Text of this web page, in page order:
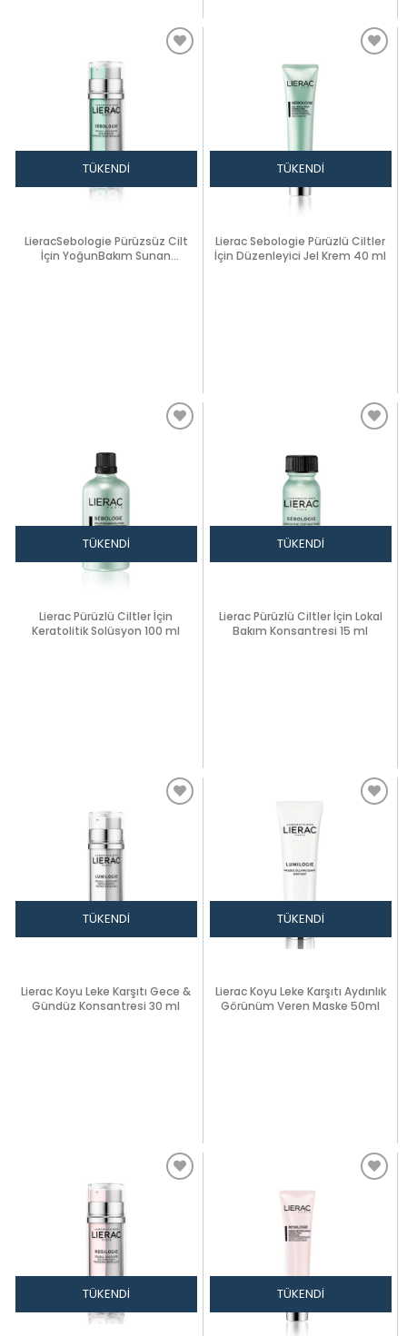
TÜKENDI
LieracSebologie Pürüzsüz Cilt
İçin YoğunBakım Sunan
TÜKENDI
Lierac Sebologie Pürüzlü Ciltler
İçin Düzenleyici Jel Krem 40 ml
TÜKENDI
Lierac Pürüzlü Ciltler İçin
Keratolitik Solüsyon 100 ml
TÜKENDI
Lierac Pürüzlü Ciltler İçin Lokal
Bakım Konsantresi 15 ml
TÜKENDI
Lierac Koyu Leke Karşıtı Gece &
Gündüz Konsantresi 30 ml
TÜKENDI
Lierac Koyu Leke Karşıtı Aydınlık
Görünüm Veren Maske 50ml
TÜKENDI TÜKENDI